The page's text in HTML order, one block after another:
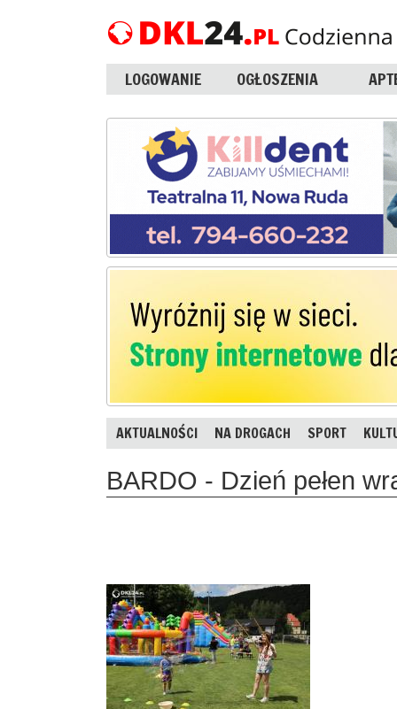
LOGOWANIE OGŁOSZENIA
AKTUALNOŚCI NA DROGACH SPORT
BARDO - Dzień pełen